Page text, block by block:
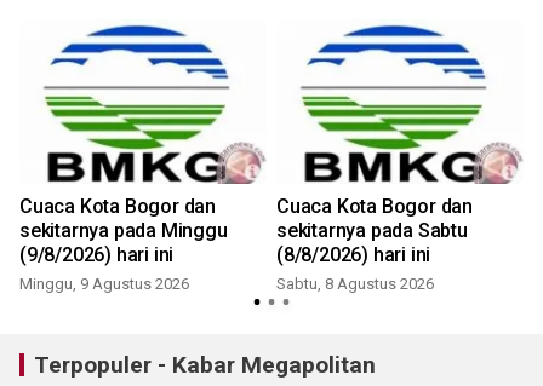
Cuaca Kota Bogor dan
sekitarnya pada Minggu
(9/8/2026) hari ini
Minggu, 9 Agustus 2026
Cuaca Kota Bogor dan
sekitarnya pada Sabtu
(8/8/2026) hari ini
Sabtu, 8 Agustus 2026
Terpopuler - Kabar Megapolitan